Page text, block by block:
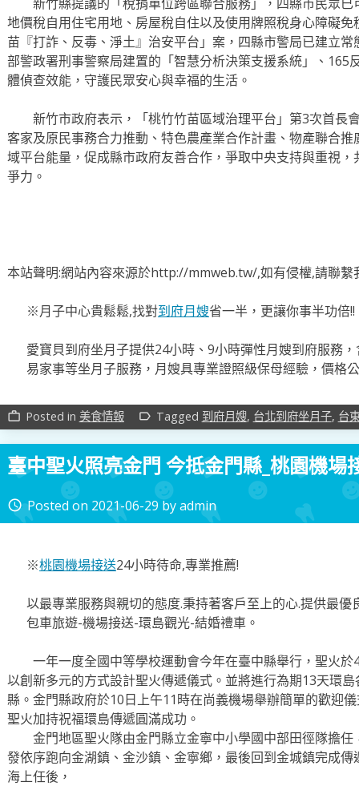
地價稅自用住宅用地、房屋稅自住以及使用牌照稅身心障礙
苗『打詐、反毒、淨土』治安平台」案，四縣市警局已建立
部警政署刑事警察局建置的「智慧分析決策支援系統」、165
體偵查效能，守護民眾安心與幸福的生活。
新竹市政府表示，「桃竹竹苗區域治理平台」第3次首長
客家及原民事務合力推動、特色農產業合作計畫、物產聯合
域平台能量，促成縣市政府友善合作，爭取中央支持與重視
爭力。
本站聲明:網站內容來源於http://mmweb.tw/,如有侵權,請聯繫
※月子中心貴鬆鬆,找對到府月嫂省一半，更讓你事半功倍!!
愛寶貝到府坐月子提供24小時、9小時彈性月嫂到府服務
易家事等坐月子服務，月嫂具專業證照級保母經驗，價格
work_outline Posted in 美食情報 label_outline Tagged 到府月嫂, 台北到府坐月子, 台
臺中聖火照亮金門 今抵金門縣_桃園機場
access_time Posted on 2021-06-29byadmin
※桃園機場接送24小時待命,專業推薦!
以最專業服務與親切的態度.秉持著客戶至上的心.提供最優
包車旅遊-機場接送-環島觀光-結婚禮車。
一年一度全國中等學校運動會今年在臺中縣舉行，聖火於
以創新多元的方式設計聖火傳遞儀式。並將進行為期13天環
縣。金門縣政府於10日上午11時在尚義機場舉辦簡單的歡迎
聖火加持祝福環島傳遞圓滿成功。
金門地區聖火隊由金門縣立金寧中小學國中部田徑隊擔任
發依序跑向金湖鎮、金沙鎮、金寧鄉，最後回到金城鎮完成
海上任後，